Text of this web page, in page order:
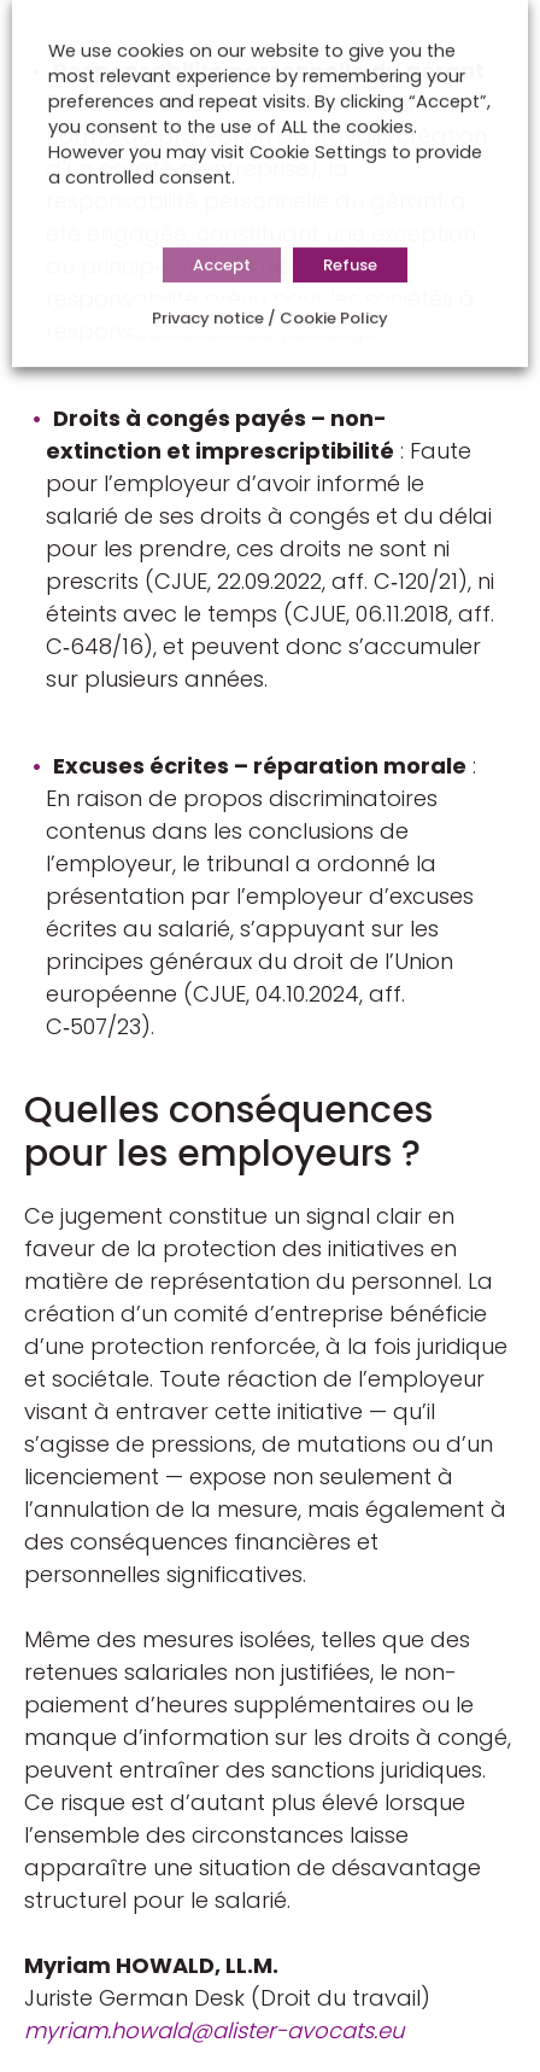
Responsabilité personnelle du gérant
En cas de violation intentionnelle d’une
norme de protection du travail (création
d’un comité d’entreprise), la
au principe de limitation de
responsabilité limitée (GmbH).
Droits à congés payés – non-
extinction et imprescriptibilité : Faute
pour l’employeur d’avoir informé le
salarié de ses droits à congés et du délai
pour les prendre, ces droits ne sont ni
prescrits (CJUE, 22.09.2022, aff. C‑120/21), ni
éteints avec le temps (CJUE, 06.11.2018, aff.
C‑648/16), et peuvent donc s’accumuler
sur plusieurs années.
Excuses écrites – réparation morale :
En raison de propos discriminatoires
contenus dans les conclusions de
l’employeur, le tribunal a ordonné la
présentation par l’employeur d’excuses
écrites au salarié, s’appuyant sur les
principes généraux du droit de l’Union
européenne (CJUE, 04.10.2024, aff.
C‑507/23).
Quelles conséquences
pour les employeurs ?
Ce jugement constitue un signal clair en
faveur de la protection des initiatives en
matière de représentation du personnel. La
création d’un comité d’entreprise bénéficie
d’une protection renforcée, à la fois juridique
et sociétale. Toute réaction de l’employeur
visant à entraver cette initiative — qu’il
s’agisse de pressions, de mutations ou d’un
licenciement — expose non seulement à
l’annulation de la mesure, mais également à
des conséquences financières et
personnelles significatives.
Même des mesures isolées, telles que des
retenues salariales non justifiées, le non-
paiement d’heures supplémentaires ou le
manque d’information sur les droits à congé,
peuvent entraîner des sanctions juridiques.
Ce risque est d’autant plus élevé lorsque
l’ensemble des circonstances laisse
apparaître une situation de désavantage
structurel pour le salarié.
Myriam HOWALD, LL.M.
Juriste German Desk (Droit du travail)
myriam.howald@alister-avocats.eu
We use cookies on our website to give you the
most relevant experience by remembering your
preferences and repeat visits. By clicking “Accept”,
you consent to the use of ALL the cookies.
However you may visit Cookie Settings to provide
a controlled consent.
Accept Refuse
Privacy notice / Cookie Policy